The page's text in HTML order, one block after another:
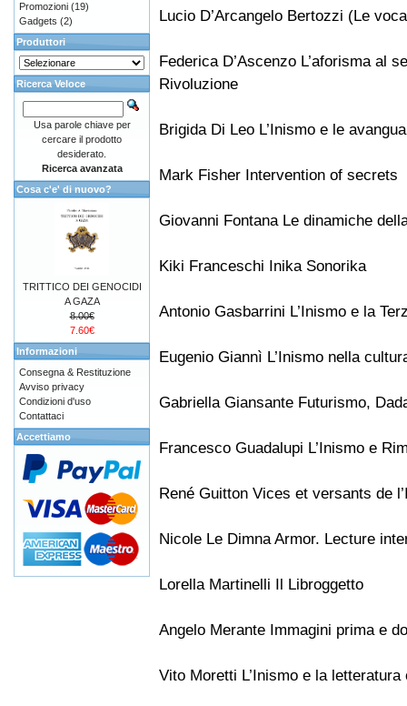
Lucio D’Arcangelo Bertozzi (Le
Federica D’Ascenzo L’aforisma al
Rivoluzione
Brigida Di Leo L’Inismo e le
Mark Fisher Intervention of secrets
Giovanni Fontana Le dinamiche
Kiki Franceschi Inika Sonorika
Antonio Gasbarrini L’Inismo e la
Eugenio Giannì L’Inismo nella
Gabriella Giansante Futurismo,
Francesco Guadalupi L’Inismo e
René Guitton Vices et versants de
Nicole Le Dimna Armor. Lecture
Lorella Martinelli Il Libroggetto
Angelo Merante Immagini prima e
Vito Moretti L’Inismo e la letteratura
Promozioni (19)
Gadgets (2)
Produttori
Ricerca Veloce
Usa parole chiave per
cercare il prodotto
desiderato.
Ricerca avanzata
Cosa c'e' di nuovo?
TRITTICO DEI GENOCIDI
A GAZA
8.00€
7.60€
Informazioni
Consegna & Restituzione
Avviso privacy
Condizioni d'uso
Contattaci
Accettiamo